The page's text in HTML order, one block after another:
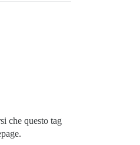
che questo tag